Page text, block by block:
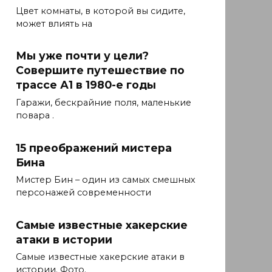
Цвет комнаты, в которой вы сидите,
может влиять на
Мы уже почти у цели?
Совершите путешествие по
трассе А1 в 1980-е годы
Гаражи, бескрайние поля, маленькие
повара .
15 преображений мистера
Бина
Мистер Бин – один из самых смешных
персонажей современности
Самые известные хакерские
атаки в истории
Самые известные хакерские атаки в
истории. Фото.